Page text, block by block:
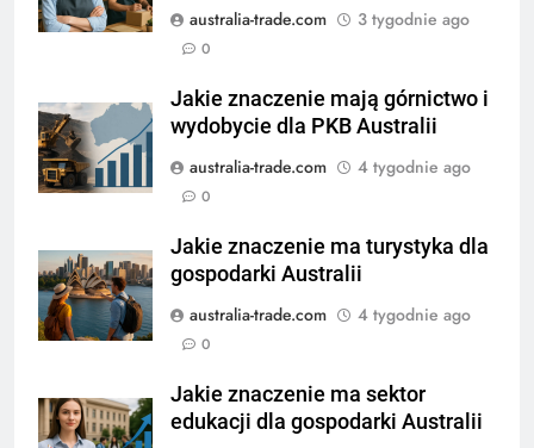
australia-trade.com
3 tygodnie ago
0
Jakie znaczenie mają górnictwo i
wydobycie dla PKB Australii
australia-trade.com
4 tygodnie ago
0
Jakie znaczenie ma turystyka dla
gospodarki Australii
australia-trade.com
4 tygodnie ago
0
Jakie znaczenie ma sektor
edukacji dla gospodarki Australii